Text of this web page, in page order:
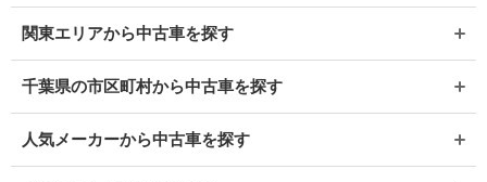
関東エリアから中古車を探す
千葉県の市区町村から中古車を探す
人気メーカーから中古車を探す